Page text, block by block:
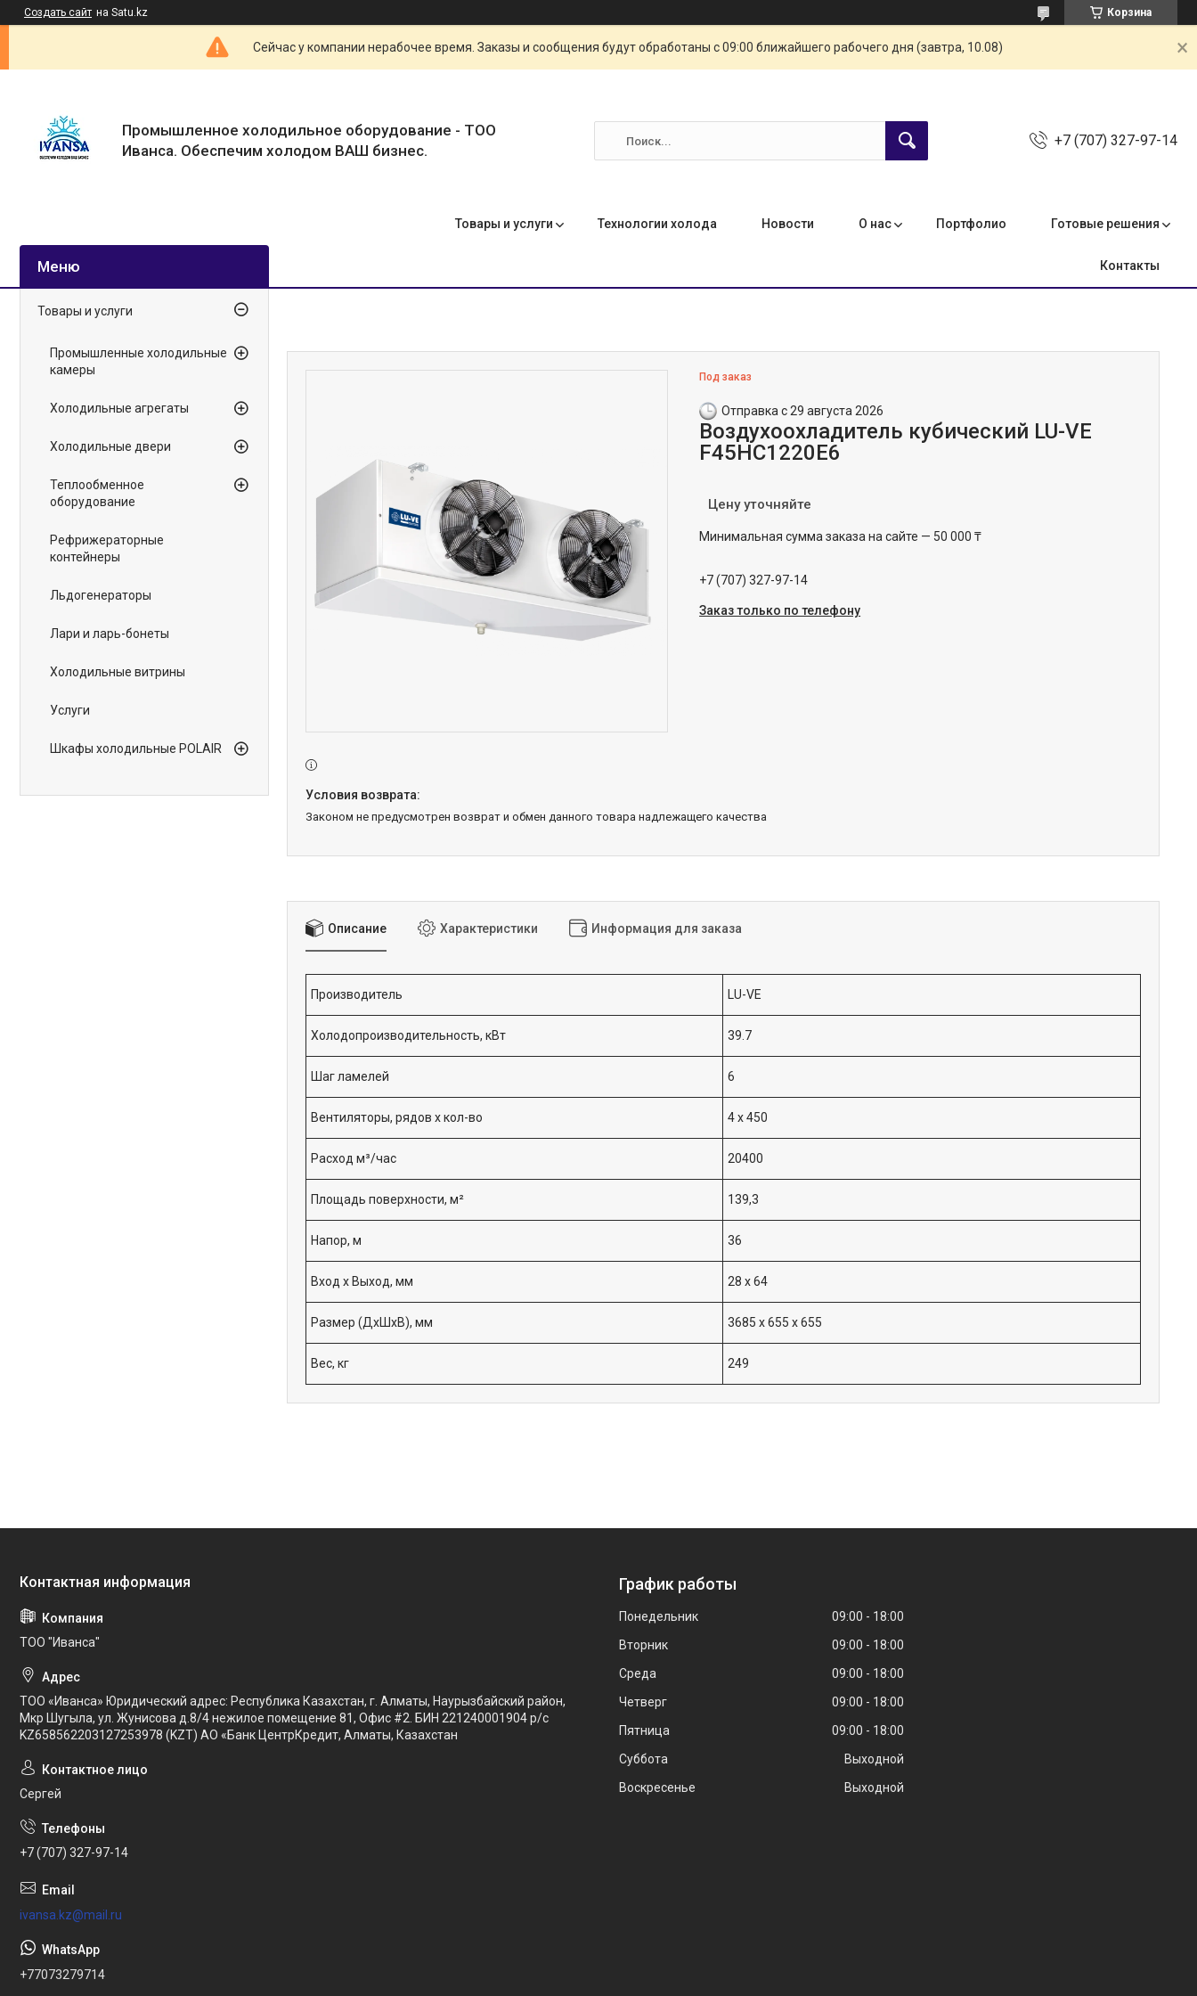
Создать сайт на Satu.kz Корзина
Сейчас у компании нерабочее время. Заказы и сообщения будут обработаны с 09:00 ближайшего рабочего дня (завтра, 10.08)
Промышленное холодильное оборудование - ТОО
Иванса. Обеспечим холодом ВАШ бизнес.
+7 (707) 327-97-14
Товары и услуги Технологии холода Новости О нас Портфолио Готовые решения
Контакты
Под заказ
Отправка с 29 августа 2026
Воздухоохладитель кубический LU-VE
F45HC1220E6
Цену уточняйте
Минимальная сумма заказа на сайте — 50 000 ₸
+7 (707) 327-97-14
Заказ только по телефону
Законом не предусмотрен возврат и обмен данного товара надлежащего качества
Описание Характеристики Информация для заказа
Производитель LU-VE
Холодопроизводительность, кВт 39.7
Шаг ламелей 6
Вентиляторы, рядов х кол-во 4 x 450
Расход м³/час 20400
Площадь поверхности, м² 139,3
Напор, м 36
Вход х Выход, мм 28 х 64
Размер (ДхШхВ), мм 3685 х 655 х 655
Вес, кг 249
Товары и услуги
Промышленные холодильные
камеры
Холодильные агрегаты
Холодильные двери
Теплообменное
оборудование
Рефрижераторные
контейнеры
Льдогенераторы
Лари и ларь-бонеты
Холодильные витрины
Услуги
Шкафы холодильные POLAIR
ТОО "Иванса"
ТОО «Иванса» Юридический адрес: Республика Казахстан, г. Алматы, Наурызбайский район,
Мкр Шугыла, ул. Жунисова д.8/4 нежилое помещение 81, Офис #2. БИН 221240001904 р/с
KZ658562203127253978 (KZT) АО «Банк ЦентрКредит, Алматы, Казахстан
Сергей
+7 (707) 327-97-14
ivansa.kz@mail.ru
+77073279714
График работы
Понедельник 09:00
18:00
Вторник
09:00
18:00
Среда
09:00
18:00
Четверг
09:00
18:00
Пятница
09:00
18:00
Суббота
Выходной
Воскресенье
Выходной